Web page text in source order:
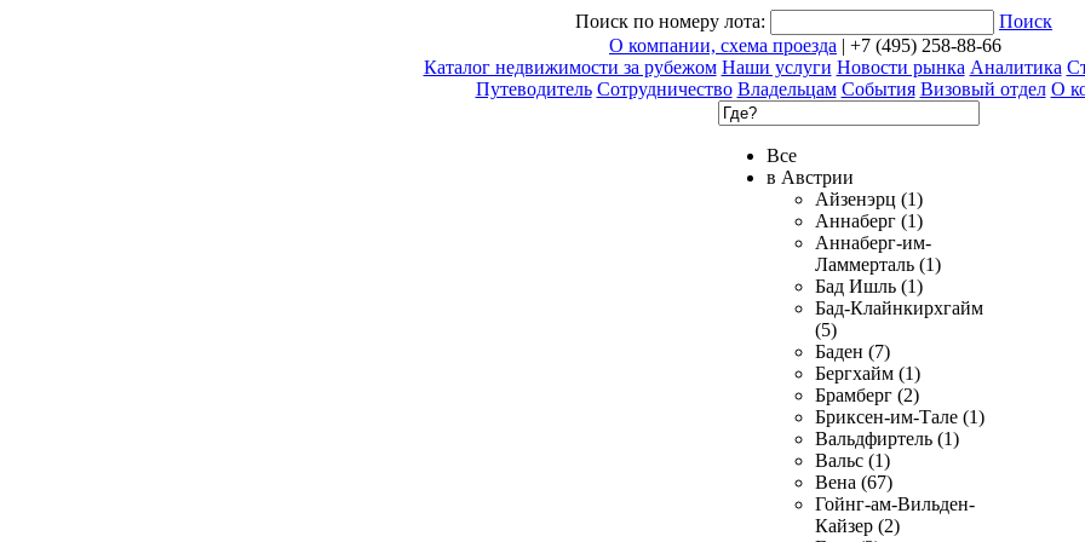
Поиск по номеру лота:
Поиск
О компании, схема проезда | +7 (495) 258-88-66
Каталог недвижимости за рубежом Наши услуги Новости рынка Аналитика
Путеводитель Сотрудничество Владельцам События Визовый отдел О
Все
в Австрии
Айзенэрц (1)
Аннаберг (1)
Аннаберг-им-
Ламмерталь (1)
Бад Ишль (1)
Бад-Клайнкирхгайм
(5)
Баден (7)
Бергхайм (1)
Брамберг (2)
Бриксен-им-Тале (1)
Вальдфиртель (1)
Вальс (1)
Вена (67)
Гойнг-ам-Вильден-
Кайзер (2)